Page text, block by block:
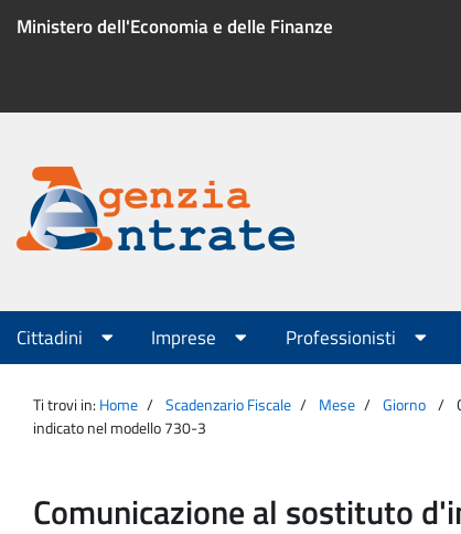
Ministero dell'Economia e delle Finanze
Menu
servizio
Agenzia
Entrate
Menu
principale
Cittadini Imprese Professionisti
Ti trovi in: Home Scadenzario Fiscale Mese Giorno
indicato nel modello 730-3
Comunicazione al sostituto